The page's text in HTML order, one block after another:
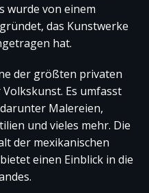
wurde von einem
das Kunstwerke
hat.
der größten privaten
Es umfasst
Malereien,
und vieles mehr. Die
der mexikanischen
einen Einblick in die